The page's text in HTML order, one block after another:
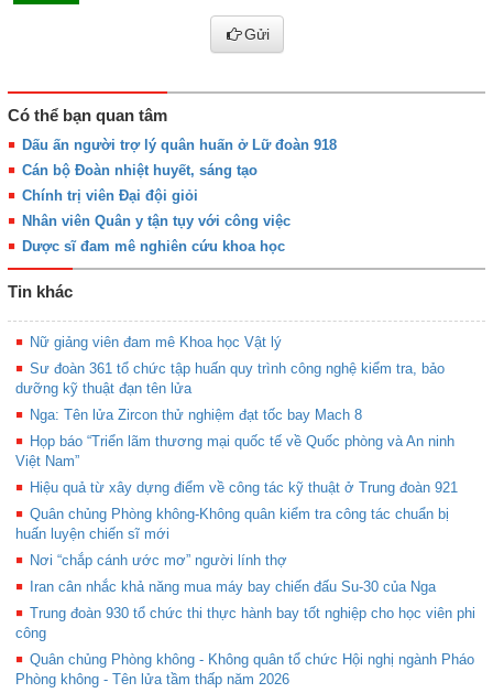
Gửi
Có thể bạn quan tâm
Dấu ấn người trợ lý quân huấn ở Lữ đoàn 918
Cán bộ Đoàn nhiệt huyết, sáng tạo
Chính trị viên Đại đội giỏi
Nhân viên Quân y tận tụy với công việc
Dược sĩ đam mê nghiên cứu khoa học
Tin khác
Nữ giảng viên đam mê Khoa học Vật lý
Sư đoàn 361 tổ chức tập huấn quy trình công nghệ kiểm tra, bảo
dưỡng kỹ thuật đạn tên lửa
Nga: Tên lửa Zircon thử nghiệm đạt tốc bay Mach 8
Họp báo “Triển lãm thương mại quốc tế về Quốc phòng và An ninh
Việt Nam”
Hiệu quả từ xây dựng điểm về công tác kỹ thuật ở Trung đoàn 921
Quân chủng Phòng không-Không quân kiểm tra công tác chuẩn bị
huấn luyện chiến sĩ mới
Nơi “chắp cánh ước mơ” người lính thợ
Iran cân nhắc khả năng mua máy bay chiến đấu Su-30 của Nga
Trung đoàn 930 tổ chức thi thực hành bay tốt nghiệp cho học viên phi
công
Quân chủng Phòng không - Không quân tổ chức Hội nghị ngành Pháo
Phòng không - Tên lửa tầm thấp năm 2026